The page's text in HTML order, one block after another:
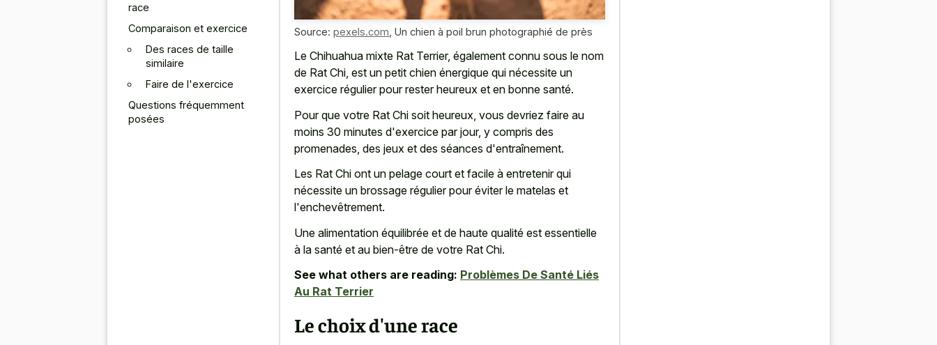
race
Comparaison et exercice
Des races de taille
similaire
Faire de l'exercice
Questions fréquemment
posées
Source: pexels.com Un chien à poil brun photographié de près
Le Chihuahua mixte Rat Terrier, également connu sous le nom
de Rat Chi, est un petit chien énergique qui nécessite un
exercice régulier pour rester heureux et en bonne santé.
Pour que votre Rat Chi soit heureux, vous devriez faire au
moins 30 minutes d'exercice par jour, y compris des
promenades, des jeux et des séances d'entraînement.
Les Rat Chi ont un pelage court et facile à entretenir qui
nécessite un brossage régulier pour éviter le matelas et
l'enchevêtrement.
Une alimentation équilibrée et de haute qualité est essentielle
à la santé et au bien-être de votre Rat Chi.
See what others are reading: Problèmes De Santé Liés
Au Rat Terrier
Le choix d'une race